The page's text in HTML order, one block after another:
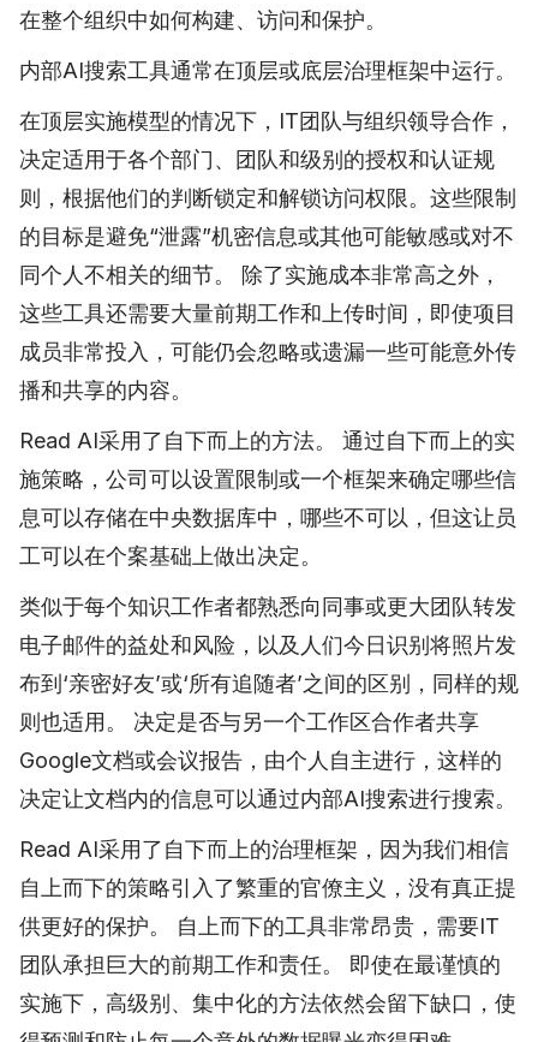
在整个组织中如何构建、访问和保护。
内部AI搜索工具通常在顶层或底层治理框架中运行。
在顶层实施模型的情况下，IT团队与组织领导合作，
决定适用于各个部门、团队和级别的授权和认证规
则，根据他们的判断锁定和解锁访问权限。这些限制
的目标是避免“泄露”机密信息或其他可能敏感或对不
同个人不相关的细节。 除了实施成本非常高之外，
这些工具还需要大量前期工作和上传时间，即使项目
成员非常投入，可能仍会忽略或遗漏一些可能意外传
播和共享的内容。
Read AI采用了自下而上的方法。 通过自下而上的实
施策略，公司可以设置限制或一个框架来确定哪些信
息可以存储在中央数据库中，哪些不可以，但这让员
工可以在个案基础上做出决定。
类似于每个知识工作者都熟悉向同事或更大团队转发
电子邮件的益处和风险，以及人们今日识别将照片发
布到‘亲密好友’或‘所有追随者’之间的区别，同样的规
则也适用。 决定是否与另一个工作区合作者共享
Google文档或会议报告，由个人自主进行，这样的
决定让文档内的信息可以通过内部AI搜索进行搜索。
Read AI采用了自下而上的治理框架，因为我们相信
自上而下的策略引入了繁重的官僚主义，没有真正提
供更好的保护。 自上而下的工具非常昂贵，需要IT
团队承担巨大的前期工作和责任。 即使在最谨慎的
实施下，高级别、集中化的方法依然会留下缺口，使